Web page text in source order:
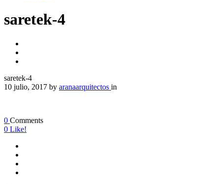
saretek-4
saretek-4
10 julio, 2017 by aranaarquitectos in
0 Comments
0 Like!